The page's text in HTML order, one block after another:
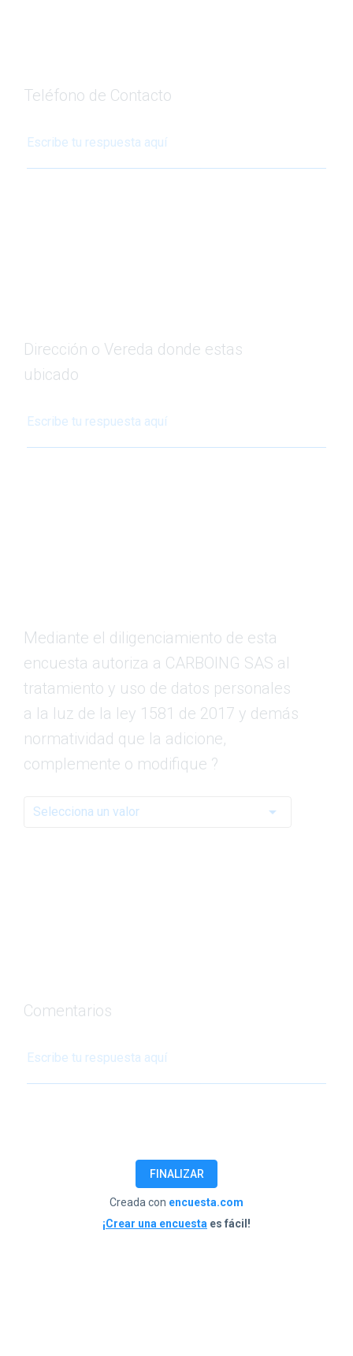
Teléfono de Contacto
Dirección o Vereda donde estas
ubicado
Mediante el diligenciamiento de esta
encuesta autoriza a CARBOING SAS al
tratamiento y uso de datos personales
a la luz de la ley 1581 de 2017 y demás
normatividad que la adicione,
complemente o modifique ?
Selecciona un valor arrow_drop_down
Comentarios
FINALIZAR
Creada con encuesta.com
¡Crear una encuesta es fácil!